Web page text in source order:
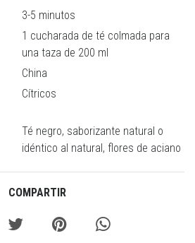
3-5 minutos
1 cucharada de té colmada para
una taza de 200 ml
China
Cítricos
Té negro, saborizante natural o
idéntico al natural, flores de aciano
COMPARTIR